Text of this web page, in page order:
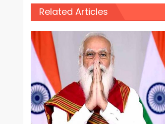
Related Articles